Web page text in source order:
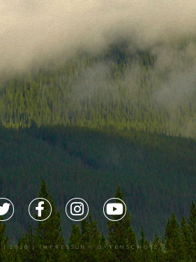
| 2026 |IMPRESSUM |DATENSCHUTZ